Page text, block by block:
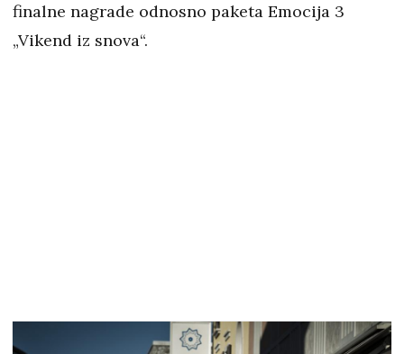
finalne nagrade odnosno paketa Emocija 3
„Vikend iz snova“.